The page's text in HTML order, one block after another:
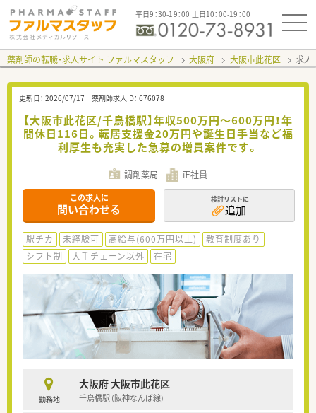
平日9：30-19：00 土日10：00-19：00
薬剤師の転職・求人サイト ファルマスタッフ 大阪府 大阪市此花区 求人
更新日： 2026/07/17 薬剤師求人ID： 676078
【大阪市此花区/千鳥橋駅】年収500万円～600万円！年
間休日116日。転居支援金20万円や誕生日手当など福
利厚生も充実した急募の増員案件です。
調剤薬局 正社員
この求人に
問い合わせる
検討リストに
追加
駅チカ 未経験可 高給与(600万円以上)
教育制度あり
シフト制
大手チェーン以外 在宅
勤務地
大阪府 大阪市此花区
千鳥橋駅 (阪神なんば線)